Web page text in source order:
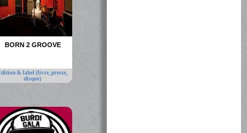
BORN 2 GROOVE
& label (livre, presse,
disque)